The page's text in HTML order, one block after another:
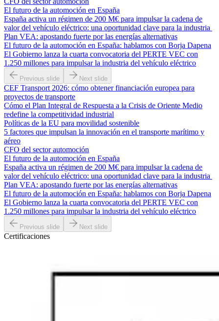
El futuro de la automoción en España
España activa un régimen de 200 M€ para impulsar la cadena de
valor del vehículo eléctrico: una oportunidad clave para la industria
Plan VEA: apostando fuerte por las energías alternativas
El futuro de la automoción en España: hablamos con Borja Dapena
El Gobierno lanza la cuarta convocatoria del PERTE VEC con
1.250 millones para impulsar la industria del vehículo eléctrico
Previous slide Next slide
CEF Transport 2026: cómo obtener financiación europea para
proyectos de transporte
Cómo el Plan Integral de Respuesta a la Crisis de Oriente Medio
redefine la competitividad industrial
Políticas de la EU para movilidad sostenible
5 factores que impulsan la innovación en el transporte marítimo y
aéreo
CFO del sector automoción
El futuro de la automoción en España
España activa un régimen de 200 M€ para impulsar la cadena de
valor del vehículo eléctrico: una oportunidad clave para la industria
Plan VEA: apostando fuerte por las energías alternativas
El futuro de la automoción en España: hablamos con Borja Dapena
El Gobierno lanza la cuarta convocatoria del PERTE VEC con
1.250 millones para impulsar la industria del vehículo eléctrico
Previous slide Next slide
Certificaciones